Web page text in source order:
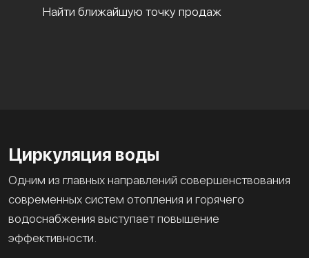
Найти ближайшую точку продаж
Циркуляция воды
Одним из главных направлений совершенствования
современных систем отопления и горячего
водоснабжения выступает повышение
эффективности.